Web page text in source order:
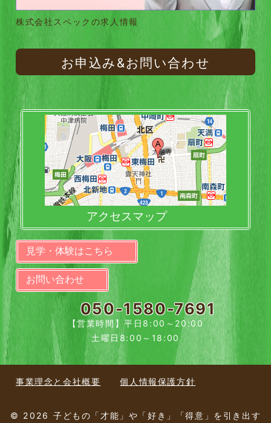
株式会社スペックの求人情報
お申込み&お問い合わせ
アクセスマップ
見学・体験はこちら
お問い合わせ
050-1580-7691
【営業時間】平日8:00～20:00
土曜日8:00～18:00
事業理念と会社概要 個人情報保護方針
© 2026 子どもの「才能」や「好き」「得意」を引き出す